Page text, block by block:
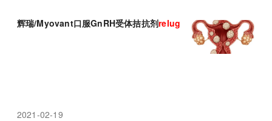
辉瑞/Myovant口服GnRH受体拮抗剂relugolix复方片：显著改善
2021-02-19